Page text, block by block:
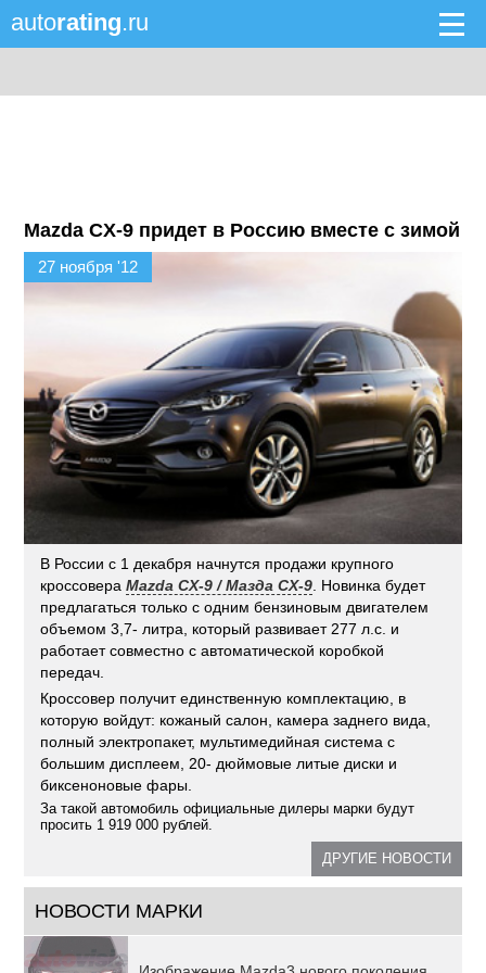
autorating.ru
Mazda CX-9 придет в Россию вместе с зимой
27 ноября '12
В России с 1 декабря начнутся продажи крупного
кроссовераMazda CX-9 / Мазда CX-9 . Новинка будет
предлагаться только с одним бензиновым двигателем
объемом 3,7- литра, который развивает 277 л.с. и
работает совместно с автоматической коробкой
передач.
Кроссовер получит единственную комплектацию, в
которую войдут: кожаный салон, камера заднего вида,
полный электропакет, мультимедийная система с
большим дисплеем, 20- дюймовые литые диски и
биксеноновые фары.
За такой автомобиль официальные дилеры марки будут
просить 1 919 000 рублей.
ДРУГИЕ НОВОСТИ
НОВОСТИ МАРКИ